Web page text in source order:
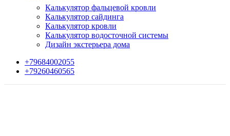
Калькулятор фальцевой кровли
Калькулятор сайдинга
Калькулятор кровли
Калькулятор водосточной системы
Дизайн экстерьера дома
+79684002055
+79260460565